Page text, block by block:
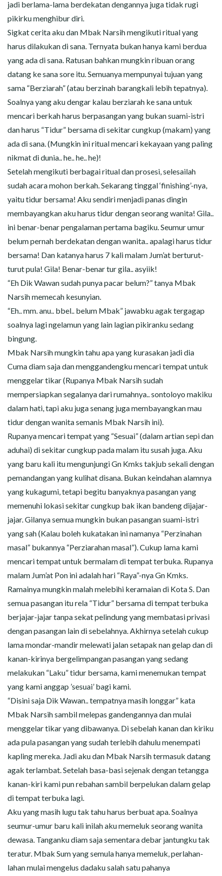
jadi berlama-lama berdekatan dengannya juga tidak rugi
pikirku menghibur diri.
Sigkat cerita aku dan Mbak Narsih mengikuti ritual yang
harus dilakukan di sana. Ternyata bukan hanya kami berdua
yang ada di sana. Ratusan bahkan mungkin ribuan orang
datang ke sana sore itu. Semuanya mempunyai tujuan yang
sama “Berziarah” (atau berzinah barangkali lebih tepatnya).
Soalnya yang aku dengar kalau berziarah ke sana untuk
mencari berkah harus berpasangan yang bukan suami-istri
dan harus “Tidur” bersama di sekitar cungkup (makam) yang
ada di sana. (Mungkin ini ritual mencari kekayaan yang paling
nikmat di dunia.. he.. he.. he)!
Setelah mengikuti berbagai ritual dan prosesi, selesailah
sudah acara mohon berkah. Sekarang tinggal ‘finishing’-nya,
yaitu tidur bersama! Aku sendiri menjadi panas dingin
membayangkan aku harus tidur dengan seorang wanita! Gila..
ini benar-benar pengalaman pertama bagiku. Seumur umur
belum pernah berdekatan dengan wanita.. apalagi harus tidur
bersama! Dan katanya harus 7 kali malam Jum’at berturut-
turut pula! Gila! Benar-benar tur gila.. asyiik!
“Eh Dik Wawan sudah punya pacar belum?” tanya Mbak
Narsih memecah kesunyian.
“Eh.. mm. anu.. bbel.. belum Mbak” jawabku agak tergagap
soalnya lagi ngelamun yang lain lagian pikiranku sedang
bingung.
Mbak Narsih mungkin tahu apa yang kurasakan jadi dia
Cuma diam saja dan menggandengku mencari tempat untuk
menggelar tikar (Rupanya Mbak Narsih sudah
mempersiapkan segalanya dari rumahnya.. sontoloyo makiku
dalam hati, tapi aku juga senang juga membayangkan mau
tidur dengan wanita semanis Mbak Narsih ini).
Rupanya mencari tempat yang “Sesuai” (dalam artian sepi dan
aduhai) di sekitar cungkup pada malam itu susah juga. Aku
yang baru kali itu mengunjungi Gn Kmks takjub sekali dengan
pemandangan yang kulihat disana. Bukan keindahan alamnya
yang kukagumi, tetapi begitu banyaknya pasangan yang
memenuhi lokasi sekitar cungkup bak ikan bandeng dijajar-
jajar. Gilanya semua mungkin bukan pasangan suami-istri
yang sah (Kalau boleh kukatakan ini namanya “Perzinahan
masal” bukannya “Perziarahan masal”). Cukup lama kami
mencari tempat untuk bermalam di tempat terbuka. Rupanya
malam Jum’at Pon ini adalah hari “Raya”-nya Gn Kmks.
Ramainya mungkin malah melebihi keramaian di Kota S. Dan
semua pasangan itu rela “Tidur” bersama di tempat terbuka
berjajar-jajar tanpa sekat pelindung yang membatasi privasi
dengan pasangan lain di sebelahnya. Akhirnya setelah cukup
lama mondar-mandir melewati jalan setapak nan gelap dan di
kanan-kirinya bergelimpangan pasangan yang sedang
melakukan “Laku” tidur bersama, kami menemukan tempat
yang kami anggap ’sesuai’ bagi kami.
“Disini saja Dik Wawan.. tempatnya masih longgar” kata
Mbak Narsih sambil melepas gandengannya dan mulai
menggelar tikar yang dibawanya. Di sebelah kanan dan kiriku
ada pula pasangan yang sudah terlebih dahulu menempati
kapling mereka. Jadi aku dan Mbak Narsih termasuk datang
agak terlambat. Setelah basa-basi sejenak dengan tetangga
kanan-kiri kami pun rebahan sambil berpelukan dalam gelap
di tempat terbuka lagi.
Aku yang masih lugu tak tahu harus berbuat apa. Soalnya
seumur-umur baru kali inilah aku memeluk seorang wanita
dewasa. Tanganku diam saja sementara debar jantungku tak
teratur. Mbak Sum yang semula hanya memeluk, perlahan-
lahan mulai mengelus dadaku salah satu pahanya